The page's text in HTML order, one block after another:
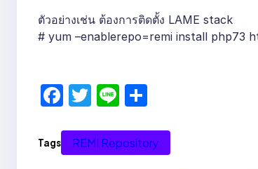
ตัวอย่างเช่น ต้องการติดตั้ง LAME stack
# yum –enablerepo=remi install php73
F
c
e
T
itt
er
Li
e ar
e
Tags REMI Repository